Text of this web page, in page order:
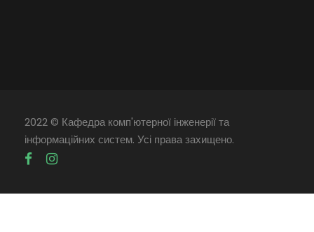
2022 © Кафедра комп'ютерної інженерії та
інформаційних систем. Усі права захищено.